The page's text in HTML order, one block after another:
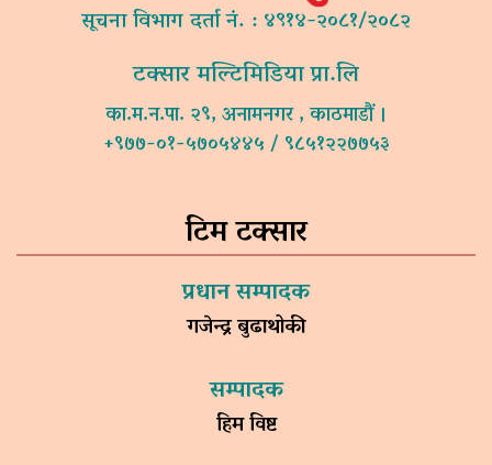
सूचना विभाग दर्ता नं. : ४९१४-२०८१/२०८२
टक्सार मल्टिमिडिया प्रा.लि
का.म.न.पा. २९, अनामनगर , काठमाडौं ।
+९७७-०१-५७०५४४५ / ९८५१२२७७५३
टिम टक्सार
प्रधान सम्पादक
गजेन्द्र बुढाथोकी
सम्पादक
हिम विष्ट